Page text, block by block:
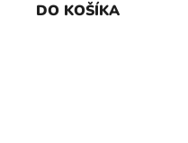
DO KOŠÍKA